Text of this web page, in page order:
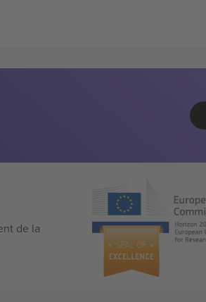
de la